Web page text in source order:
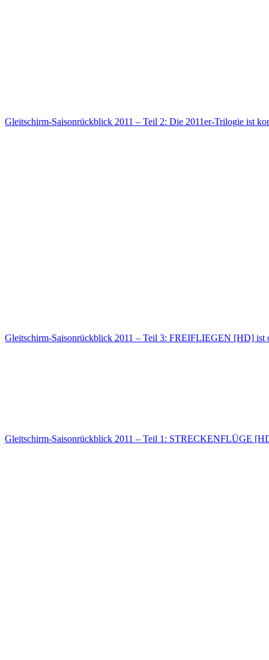
Gleitschirm-Saisonrückblick 2011 – Teil 2: Die 2011er-Trilogie ist
Gleitschirm-Saisonrückblick 2011 – Teil 3: FREIFLIEGEN [HD] ist
Gleitschirm-Saisonrückblick 2011 – Teil 1: STRECKENFLÜGE